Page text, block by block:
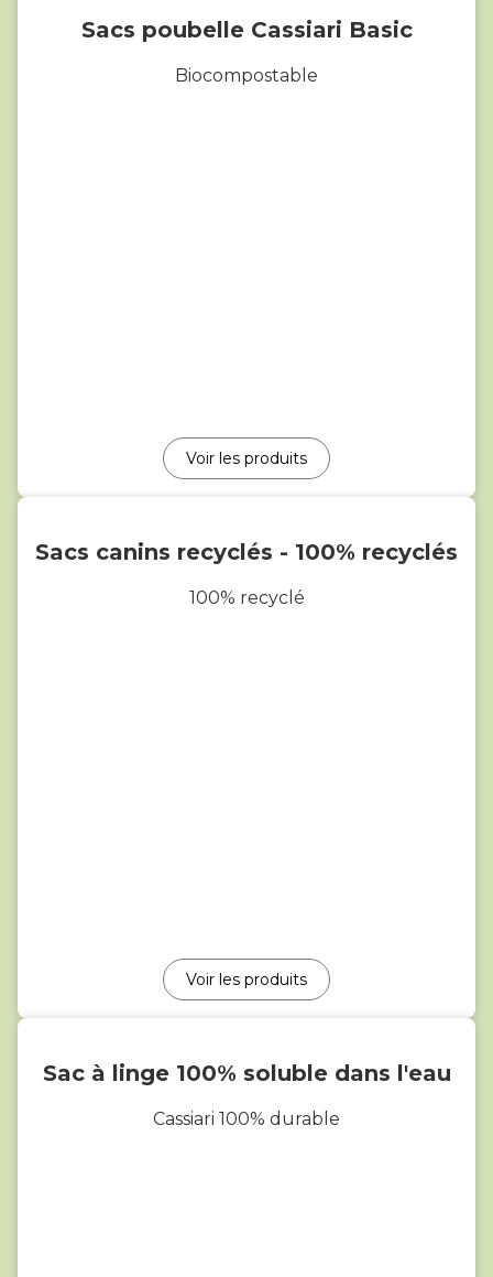
Sacs poubelle Cassiari Basic
Biocompostable
Voir les produits
Sacs canins recyclés - 100% recyclés
100% recyclé
Voir les produits
Sac à linge 100% soluble dans l'eau
Cassiari 100% durable